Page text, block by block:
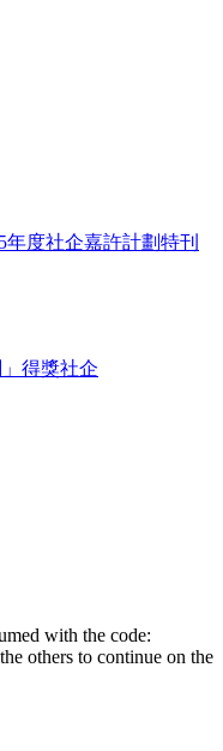
年度社企嘉許計劃特刊
得獎社企
with the code:
others to continue on the